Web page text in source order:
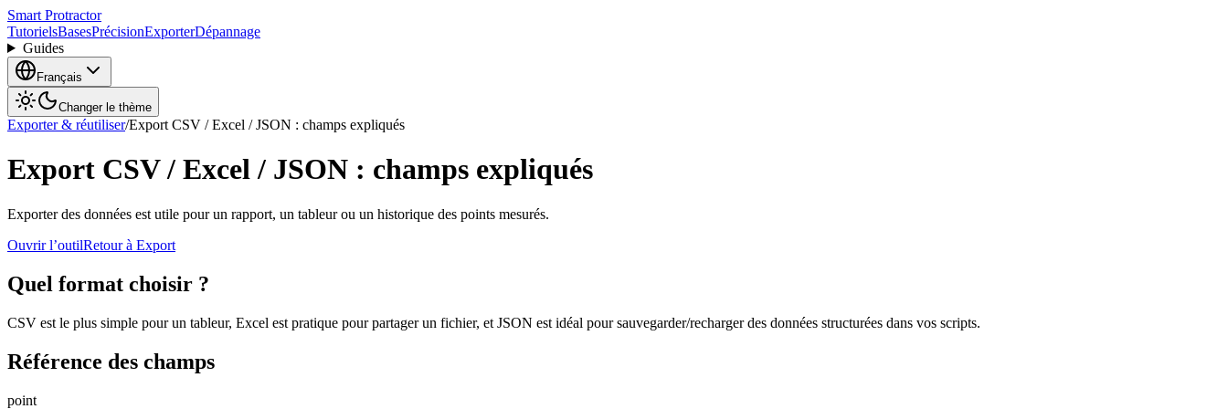
Smart Protractor
TutorielsBasesPrécisionExporterDépannage
Guides
Français
Changer le thème
Exporter & réutiliser/Export CSV / Excel / JSON : champs expliqués
Export CSV / Excel / JSON : champs expliqués
Exporter des données est utile pour un rapport, un tableur ou un historique des points mesurés.
Ouvrir l’outilRetour à Export
Quel format choisir ?
CSV est le plus simple pour un tableur, Excel est pratique pour partager un fichier, et JSON est idéal pour sauvegarder/recharger des données structurées dans vos scripts.
Référence des champs
point